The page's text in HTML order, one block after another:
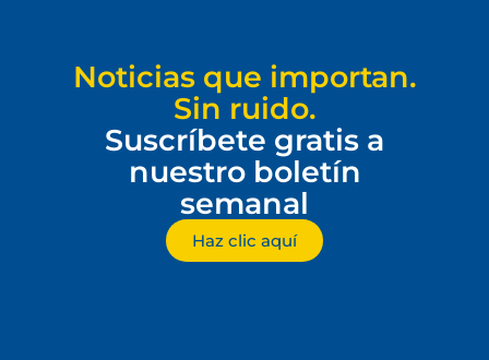
Noticias que importan.
Sin ruido.
Suscríbete gratis a
nuestro boletín
semanal
Haz clic aquí